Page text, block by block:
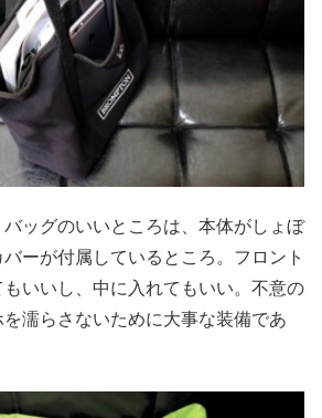
ッグのいいところは、本体がしょぼ
ーが付属しているところ。フロント
いいし、中に入れてもいい。不意の
濡らさないために大事な装備であ